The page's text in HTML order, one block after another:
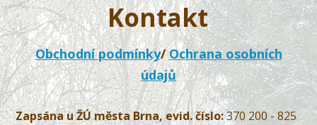
Kontakt
Obchodní podmínky/Ochrana osobních
údajů
Zapsána u ŽÚ města Brna, evid. číslo:370 200 - 825